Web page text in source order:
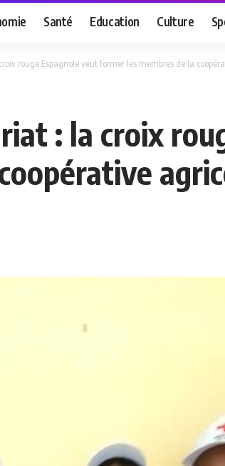
Santé Education Culture
rouge Espagnole veut former les membres de la
: la croix